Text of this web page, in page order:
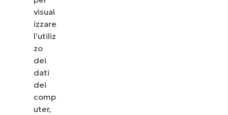
visual
izzare
l’utiliz
zo
dei
dati
dei
comp
uter,